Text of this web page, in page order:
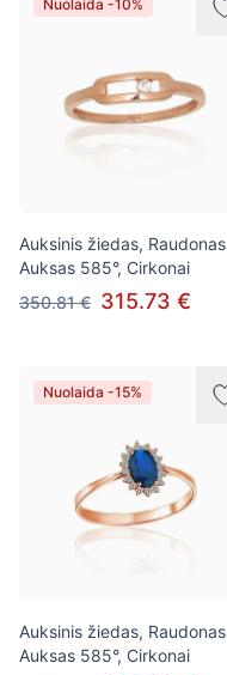
Nuolaida -10%
Auksinis žiedas, Raudonas
Auksas 585°, Cirkonai
350.81 € 315.73 €
Nuolaida -15%
Auksinis žiedas, Raudonas
Auksas 585°, Cirkonai